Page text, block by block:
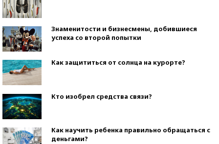
Знаменитости и бизнесмены, добившиеся
успеха со второй попытки
Как защититься от солнца на курорте?
Кто изобрел средства связи?
Как научить ребенка правильно обращаться с
деньгами?